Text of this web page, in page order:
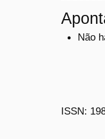
Não
ISSN: